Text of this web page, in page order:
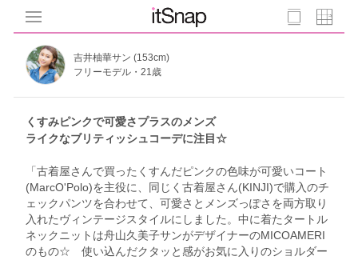
吉井柚華サン (153cm)
フリーモデル・21歳
くすみピンクで可愛さプラスのメンズ
ライクなブリティッシュコーデに注目☆
「古着屋さんで買ったくすんだピンクの色味が可愛いコート
(MarcO'Polo)を主役に、同じく古着屋さん(KINJI)で購入のチ
ェックパンツを合わせて、可愛さとメンズっぽさを両方取り
入れたヴィンテージスタイルにしました。中に着たタートル
ネックニットは舟山久美子サンがデザイナーのMICOAMERI
のもの☆ 使い込んだクタッと感がお気に入りのショルダー